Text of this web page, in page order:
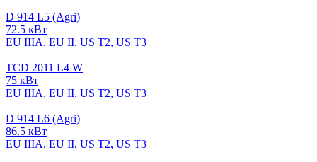
D 914 L5 (Agri)
72.5 кВт
EU IIIA, EU II, US T2, US T3
TCD 2011 L4 W
75 кВт
EU IIIA, EU II, US T2, US T3
D 914 L6 (Agri)
86.5 кВт
EU IIIA, EU II, US T2, US T3